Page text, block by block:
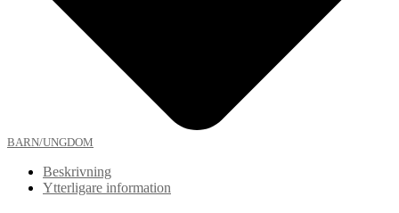
BARN/UNGDOM
Beskrivning
Ytterligare information